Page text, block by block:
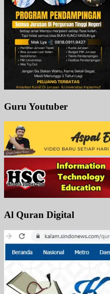
Guru Youtuber
Al Quran Digital